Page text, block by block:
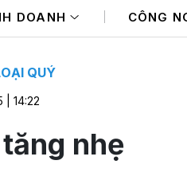
lâu đời bậc nhất TP.HCM lên
phủ
Mỹ
DOANH CÔNG
QUÝ
| 14:22
nhẹ